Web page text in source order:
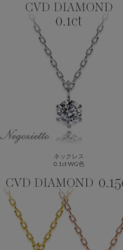
ネックレス
0.1ct WG色